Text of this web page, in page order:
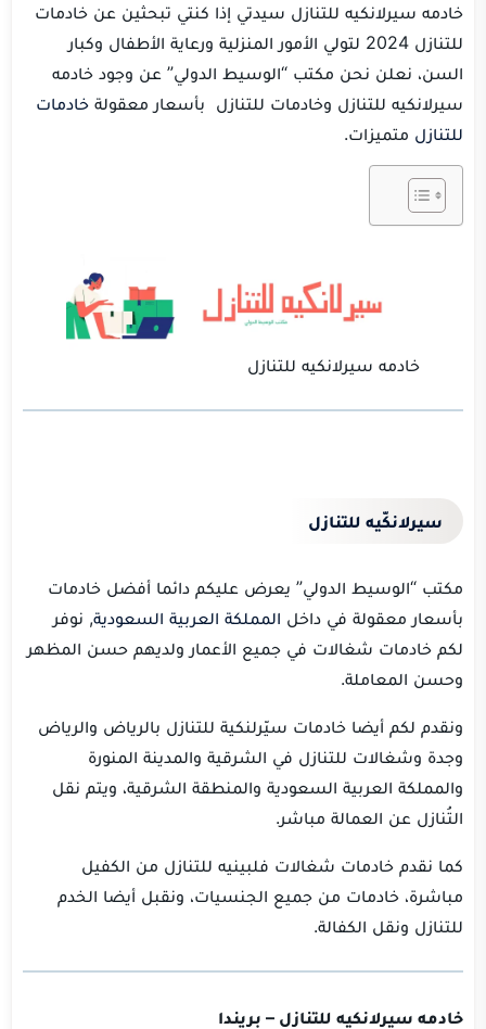
خادمه سيرلانكيه للتنازل سيدتي إذا كنتي تبحثين عن خادمات
للتنازل 2024 لتولي الأمور المنزلية ورعاية الأطفال وكبار
السن، نعلن نحن مكتب “الوسيط الدولي” عن وجود خادمه
سيرلانكيه للتنازل وخادمات للتنازل بأسعار معقولة خادمات
للتنازل متميزات.
خادمه سيرلانكيه للتنازل
سيرلانكّيه للتنازل
مكتب “الوسيط الدولي” يعرض عليكم دائما أفضل خادمات
بأسعار معقولة في داخل المملكة العربية السعودية, نوفر
لكم خادمات شغالات في جميع الأعمار ولديهم حسن المظهر
وحسن المعاملة.
ونقدم لكم أيضا خادمات سيّرلنكية للتنازل بالرياض والرياض
وجدة وشغالات للتنازل في الشرقية والمدينة المنورة
والمملكة العربية السعودية والمنطقة الشرقية، ويتم نقل
التُنازل عن العمالة مباشر.
كما نقدم خادمات شغالات فلبينيه للتنازل من الكفيل
مباشرة، خادمات من جميع الجنسيات، ونقبل أيضا الخدم
للتنازل ونقل الكفالة.
خادمه سيرلانكيه للتنازل – بريندا